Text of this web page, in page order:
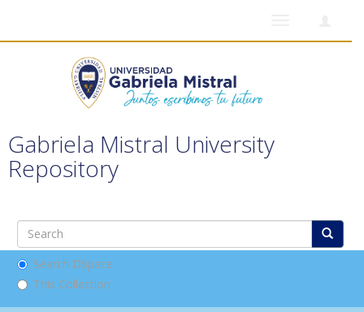
Gabriela Mistral University
Repository
Search DSpace
This Collection